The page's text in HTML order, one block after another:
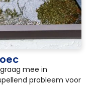
mee in
probleem voor